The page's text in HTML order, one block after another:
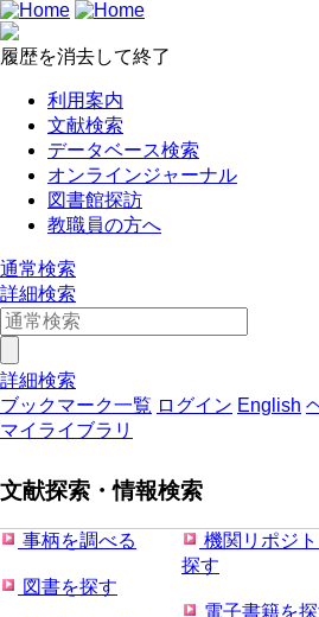
履歴を消去して終了
利用案内
文献検索
データベース検索
オンラインジャーナル
図書館探訪
教職員の方へ
通常検索
詳細検索
詳細検索
ブックマーク一覧 ログイン English
マイライブラリ
文献探索・情報検索
事柄を調べる
図書を探す
機関リポジ
探す
電子書籍を